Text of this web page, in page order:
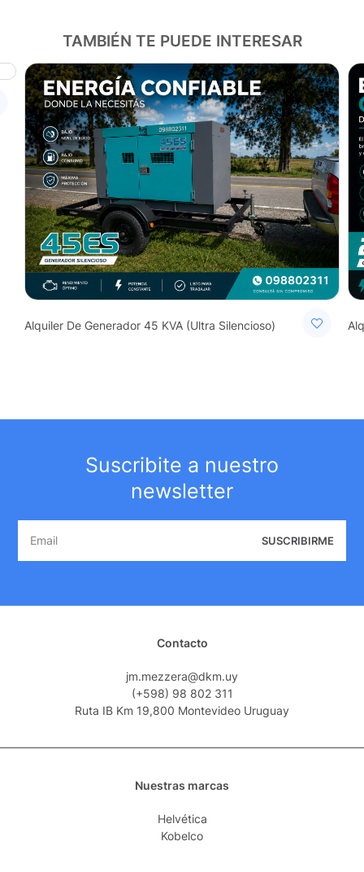
TAMBIÉN TE PUEDE INTERESAR
Alquiler De Generador 45 KVA (Ultra Silencioso)
Suscribite a nuestro
newsletter
SUSCRIBIRME
Contacto
jm.mezzera@dkm.uy
(+598) 98 802 311
Ruta IB Km 19,800 Montevideo Uruguay
Nuestras marcas
Helvética
Kobelco